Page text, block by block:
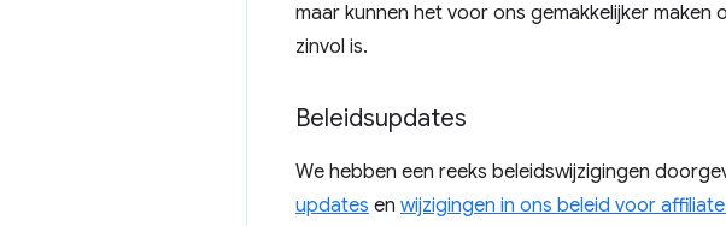
maar kunnen het voor ons gemakkelijker
zinvol is.
Beleidsupdates
We hebben een reeks beleidswijzigingen
updates en wijzigingen in ons beleid voor